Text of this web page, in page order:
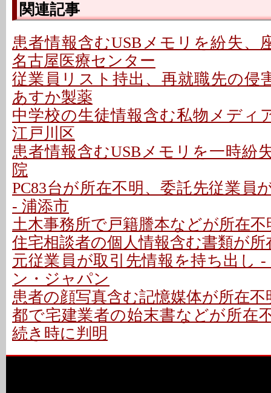
関連記事
患者情報含むUSBメモリを紛失、
名古屋医療センター
従業員リスト持出、再就職先の侵
あすか製薬
中学校の生徒情報含む私物メディ
江戸川区
患者情報含むUSBメモリを一時紛
院
PC83台が所在不明、委託先従業員
- 浦添市
土木事務所で戸籍謄本などが所在不
住宅相談者の個人情報含む書類が
元従業員が取引先情報を持ち出し
ン・ジャパン
患者の顔写真含む記憶媒体が所在
都で宅建業者の始末書などが所在
続き時に判明